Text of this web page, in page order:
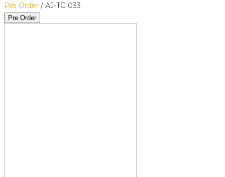
Pre Order / AJ-TG 033
Pre Order